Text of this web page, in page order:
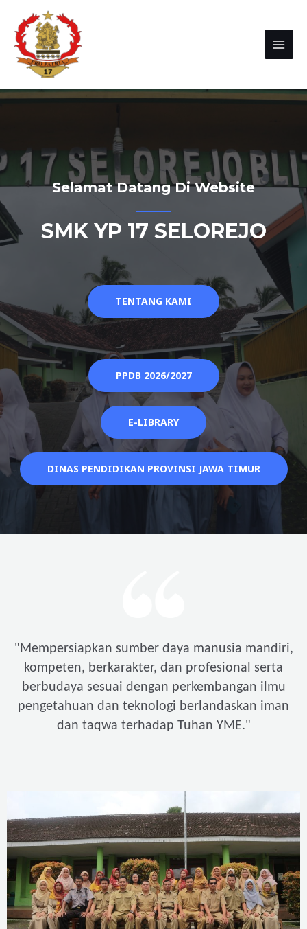
Selamat Datang Di Website
SMK YP 17 SELOREJO
TENTANG KAMI
PPDB 2026/2027
E-LIBRARY
DINAS PENDIDIKAN PROVINSI JAWA TIMUR
"Mempersiapkan sumber daya manusia mandiri,
kompeten, berkarakter, dan profesional serta
berbudaya sesuai dengan perkembangan ilmu
pengetahuan dan teknologi berlandaskan iman
dan taqwa terhadap Tuhan YME."